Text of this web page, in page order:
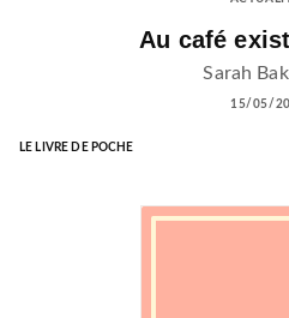
Au café
Sarah
15/05/
LE LIVRE DE POCHE